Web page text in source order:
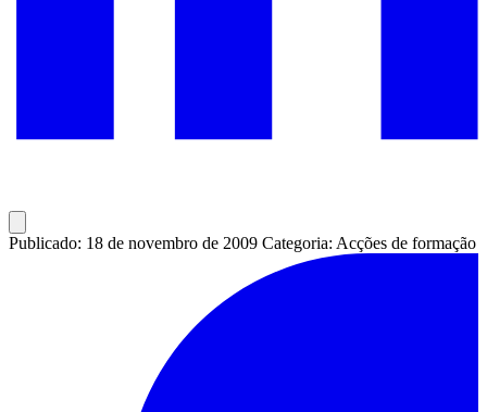
Publicado: 18 de novembro de 2009 Categoria: Acções de formação